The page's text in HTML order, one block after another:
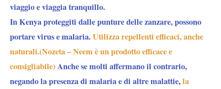
viaggio e viaggia tranquillo.
In Kenya proteggiti dalle punture delle zanzare, possono
portare virus e malaria.Utilizza repellenti efficaci, anche
naturali.(Nozeta – Neem è un prodotto efficace e
consigliabile)Anche se molti affermano il contrario,
negando la presenza di malaria e di altre malattie,la